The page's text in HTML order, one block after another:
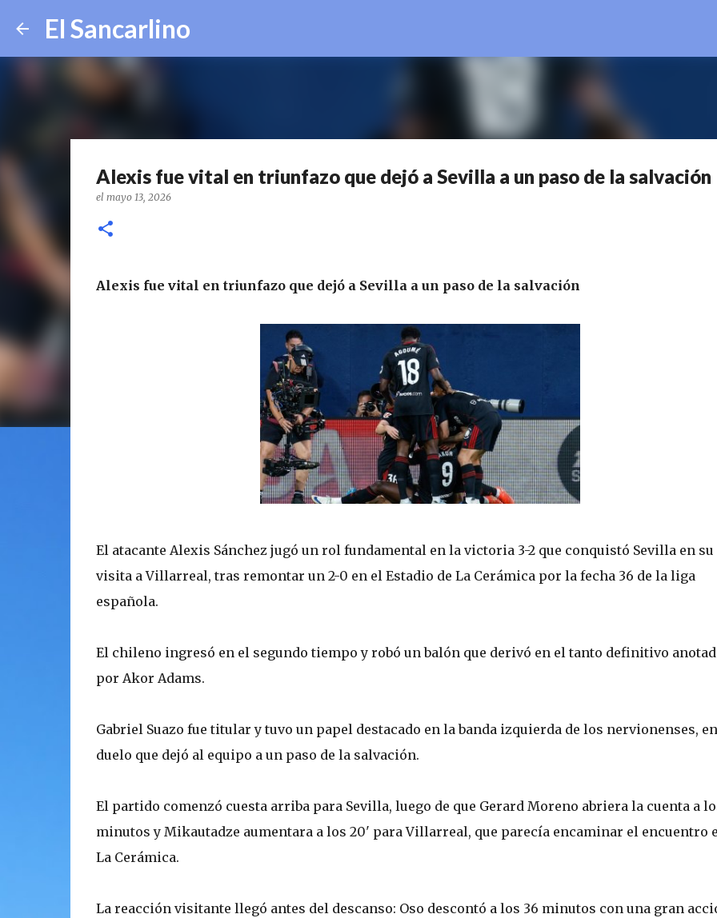
El Sancarlino
Alexis fue vital en triunfazo que dejó a Sevilla a un paso de la salvación
el mayo 13, 2026
Alexis fue vital en triunfazo que dejó a Sevilla a un paso de la salvación
El atacante Alexis Sánchez jugó un rol fundamental en la victoria 3-2 que conquistó Sevilla en su
visita a Villarreal, tras remontar un 2-0 en el Estadio de La Cerámica por la fecha 36 de la liga
española.
El chileno ingresó en el segundo tiempo y robó un balón que derivó en el tanto definitivo
por Akor Adams.
Gabriel Suazo fue titular y tuvo un papel destacado en la banda izquierda de los nervionenses,
duelo que dejó al equipo a un paso de la salvación.
El partido comenzó cuesta arriba para Sevilla, luego de que Gerard Moreno abriera la cuenta a
minutos y Mikautadze aumentara a los 20' para Villarreal, que parecía encaminar el encuentro
La Cerámica.
La reacción visitante llegó antes del descanso: Oso descontó a los 36 minutos con una gran